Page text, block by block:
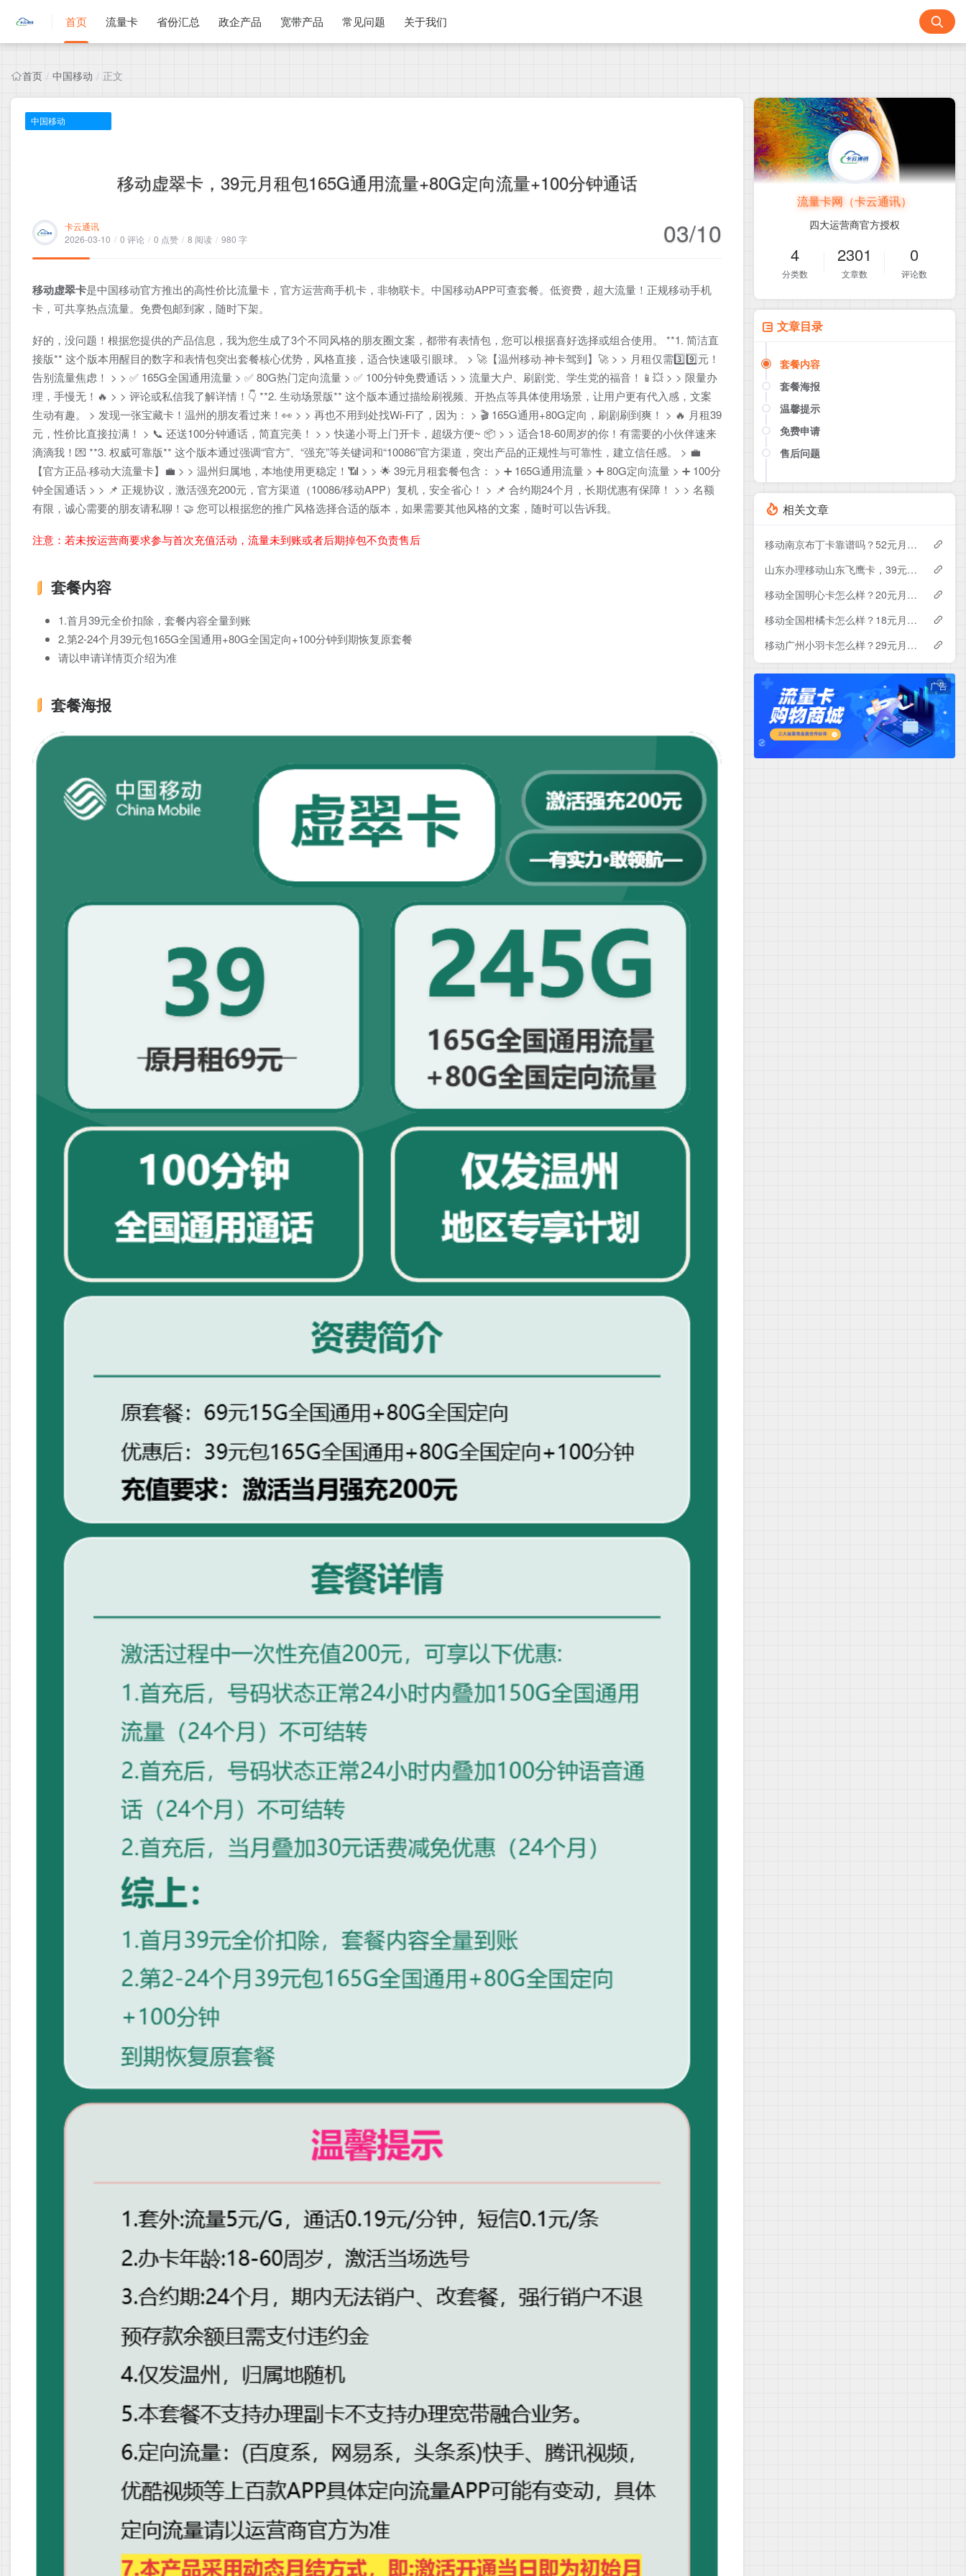
首页 流量卡 省份汇总 政企产品 宽带产品 常见问题 关于我们
首页 / 中国移动 / 正文
中国移动
移动虚翠卡，39元月租包165G通用流量+80G定向流量+100分钟通话
卡云通讯
2026-03-10 / 0 评论 / 0 点赞 / 8 阅读 / 980 字 03/10
移动虚翠卡是中国移动官方推出的高性价比流量卡，官方运营商手机卡，非物联卡。中国移动APP可查套餐。低资费，超大流量！正规移动手机
卡，可共享热点流量。免费包邮到家，随时下架。
好的，没问题！根据您提供的产品信息，我为您生成了3个不同风格的朋友圈文案，都带有表情包，您可以根据喜好选择或组合使用。 **1. 简洁直
接版** 这个版本用醒目的数字和表情包突出套餐核心优势，风格直接，适合快速吸引眼球。 > 🚀【温州移动·神卡驾到】🚀 > > 月租仅需3️⃣9️⃣元！
告别流量焦虑！ > > ✅ 165G全国通用流量 > ✅ 80G热门定向流量 > ✅ 100分钟免费通话 > > 流量大户、刷剧党、学生党的福音！📱💥 > > 限量办
理，手慢无！🔥 > > 评论或私信我了解详情！👇 **2. 生动场景版** 这个版本通过描绘刷视频、开热点等具体使用场景，让用户更有代入感，文案
生动有趣。 > 发现一张宝藏卡！温州的朋友看过来！👀 > > 再也不用到处找Wi-Fi了，因为： > 🎬 165G通用+80G定向，刷剧刷到爽！ > 🔥 月租39
元，性价比直接拉满！ > 📞 还送100分钟通话，简直完美！ > > 快递小哥上门开卡，超级方便~ 📦 > > 适合18-60周岁的你！有需要的小伙伴速来
滴滴我！💌 **3. 权威可靠版** 这个版本通过强调“官方”、“强充”等关键词和“10086”官方渠道，突出产品的正规性与可靠性，建立信任感。 > 💼
【官方正品·移动大流量卡】💼 > > 温州归属地，本地使用更稳定！📶 > > 🌟 39元月租套餐包含： > ➕ 165G通用流量 > ➕ 80G定向流量 > ➕ 100分
钟全国通话 > > 📌 正规协议，激活强充200元，官方渠道（10086/移动APP）复机，安全省心！ > 📌 合约期24个月，长期优惠有保障！ > > 名额
有限，诚心需要的朋友请私聊！🤝 您可以根据您的推广风格选择合适的版本，如果需要其他风格的文案，随时可以告诉我。
注意：若未按运营商要求参与首次充值活动，流量未到账或者后期掉包不负责售后
套餐内容
1.首月39元全价扣除，套餐内容全量到账
2.第2-24个月39元包165G全国通用+80G全国定向+100分钟到期恢复原套餐
请以申请详情页介绍为准
套餐海报
流量卡网（卡云通讯）
四大运营商官方授权
4
分类数
2301
文章数
0
评论数
文章目录
套餐内容
套餐海报
温馨提示
免费申请
点击这里或者手机扫描下方二维码
售后问题
相关文章
移动南京布丁卡靠谱吗？52元月租包110G+200分钟实测分享
山东办理移动山东飞鹰卡，39元月租包100G+300分钟
移动全国明心卡怎么样？20元月租包350G+200分钟+会员——移动流量卡测评
移动全国柑橘卡怎么样？18元月租包160G+100分钟+会员——移动流量卡测评
移动广州小羽卡怎么样？29元月租包150G+100分钟+会员——移动流量卡测评
广告